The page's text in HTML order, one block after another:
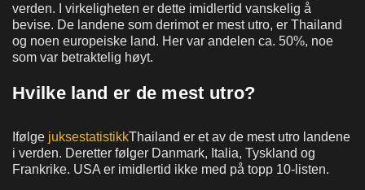
verden. I virkeligheten er dette imidlertid vanskelig å
bevise. De landene som derimot er mest utro, er Thailand
og noen europeiske land. Her var andelen ca. 50%, noe
som var betraktelig høyt.
Hvilke land er de mest utro?
Ifølge juksestatistikkThailand er et av de mest utro landene
i verden. Deretter følger Danmark, Italia, Tyskland og
Frankrike. USA er imidlertid ikke med på topp 10-listen.